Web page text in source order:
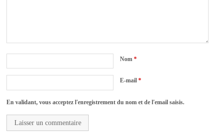
Nom*
E-mail*
En validant, vous acceptez l'enregistrement du nom et de l'email saisis.